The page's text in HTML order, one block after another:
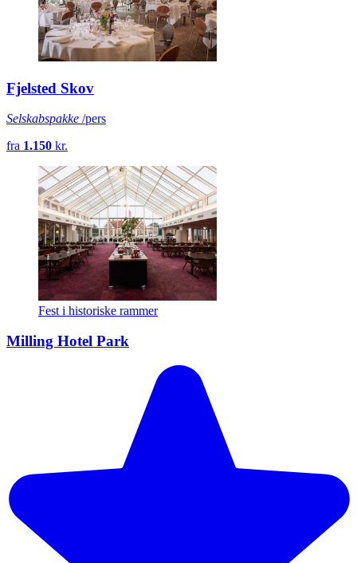
Fjelsted Skov
Selskabspakke /pers
fra 1.150 kr.
Fest i historiske rammer
Milling Hotel Park